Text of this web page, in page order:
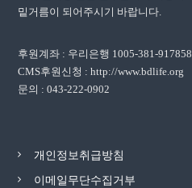
밑거름이 되어주시기 바랍니다.
후원계좌 : 우리은행 1005-381-917858
CMS후원신청 : http://www.bdlife.org
문의 : 043-222-0902
개인정보취급방침
이메일무단수집거부